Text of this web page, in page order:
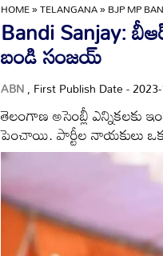
HOME»TELANGANA»BJP MP
Bandi Sanjay:
బండి సంజయ్
ABN, First Publish Date -
తెలంగాణ అసెంబ్లీ ఎన్నికలకు
పెంచాయి. పార్టీల నాయకులు